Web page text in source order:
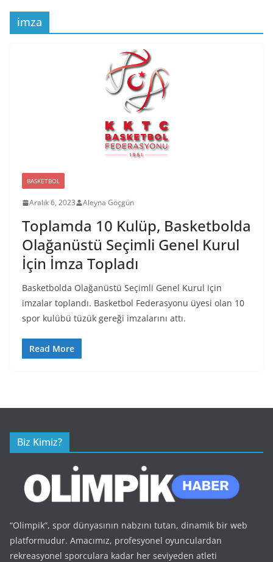
imza
BASKETBOL
Aralık 6, 2023 Aleyna Göçgün
Toplamda 10 Kulüp, Basketbolda
Olağanüstü Seçimli Genel Kurul
İçin İmza Topladı
Basketbolda Olağanüstü Seçimli Genel Kurul için
imzalar toplandı. Basketbol Federasyonu üyesi olan 10
spor kulübü tüzük gereği imzalarını attı.
Read More
Biz Kimiz?
“Olimpik”, spor dünyasının nabzını tutan, dinamik bir web
platformudur. Amacımız, profesyonel oyunculardan
rekreasyonel sporculara kadar her seviyeden atleti